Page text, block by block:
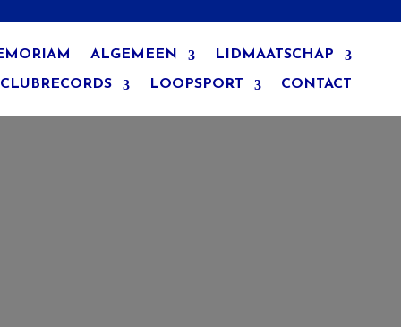
ALGEMEEN LIDMAATSCHAP
CLUBRECORDS LOOPSPORT CONTACT